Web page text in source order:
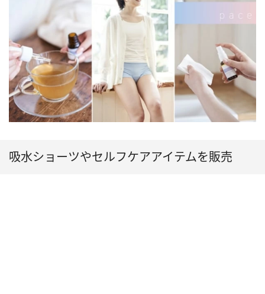
吸水ショーツやセルフケアアイテムを販売